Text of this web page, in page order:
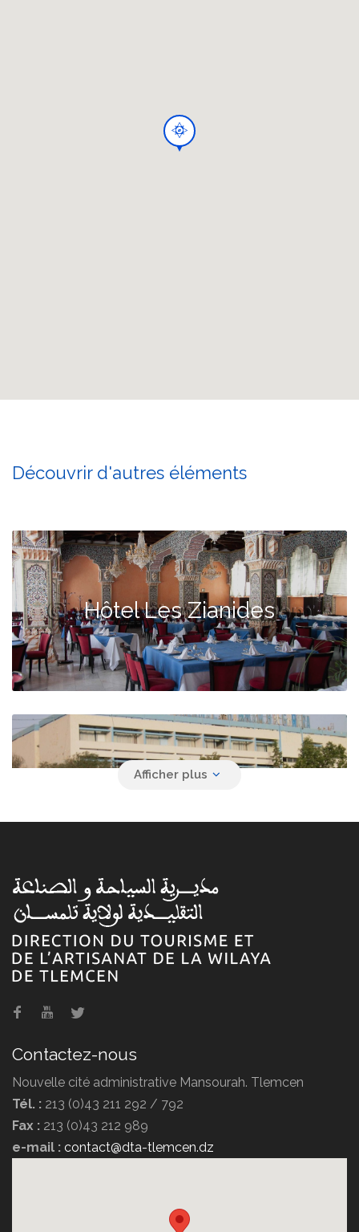
Découvrir d'autres éléments
Hôtel Les Zianides
Hôtel Ziri
Contactez-nous
Nouvelle cité administrative Mansourah. Tlemcen
Tél. : 213 (0)43 211 292 / 792
Fax : 213 (0)43 212 989
e-mail : contact@dta-tlemcen.dz